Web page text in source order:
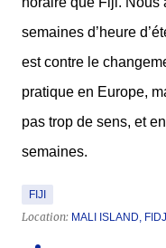
semaines d’heure
est contre le
pratique en Europe,
pas trop de sens, et
semaines.
FIJI
Location: MALI ISLAND,